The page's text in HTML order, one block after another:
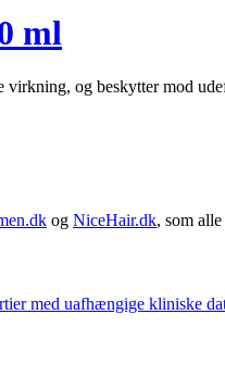
ml
og beskytter mod
og NiceHair.dk, som
med uafhængige kliniske